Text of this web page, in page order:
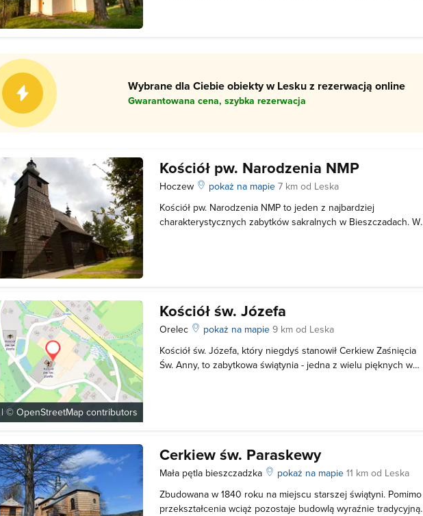
Wybrane dla Ciebie obiekty w Lesku z rezerwacją online
Gwarantowana cena, szybka rezerwacja
Kościół pw. Narodzenia NMP
Hoczew pokaż na mapie7 km od Leska
Kościół pw. Narodzenia NMP to jeden z najbardziej
charakterystycznych zabytków sakralnych w Bieszczadach. W
| ©OpenStreetMap contributors
Kościół św. Józefa
Orelec pokaż na mapie9 km od Leska
Kościół św. Józefa, który niegdyś stanowił Cerkiew Zaśnięcia
Św. Anny, to zabytkowa świątynia - jedna z wielu pięknych w
Cerkiew św. Paraskewy
Mała pętla bieszczadzka pokaż na mapie11 km od Leska
Zbudowana w 1840 roku na miejscu starszej świątyni. Pomimo
przekształcenia wciąż pozostaje budowlą wyraźnie tradycyjną,